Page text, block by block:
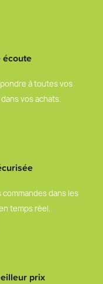
écoute
à toutes vos
vos achats.
dans les
temps réel.
prix